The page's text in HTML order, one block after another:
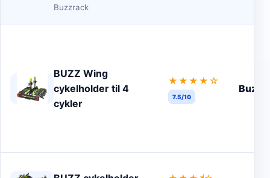
Buzzrack
BUZZ Wing
cykelholder til 4
cykler
★★★★ ☆
7.5/10